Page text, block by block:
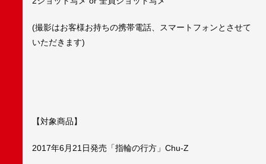
(撮影はお客様お持ちの携帯電話、スマートフォンとさせて
いただきます)
【対象商品】
2017年6月21日発売「指輪の行方」Chu-Z